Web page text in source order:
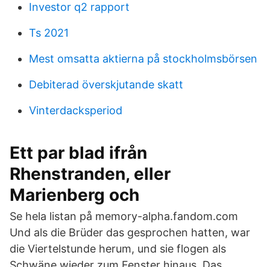
Investor q2 rapport
Ts 2021
Mest omsatta aktierna på stockholmsbörsen
Debiterad överskjutande skatt
Vinterdacksperiod
Ett par blad ifrån
Rhenstranden, eller
Marienberg och
Se hela listan på memory-alpha.fandom.com
Und als die Brüder das gesprochen hatten, war
die Viertelstunde herum, und sie flogen als